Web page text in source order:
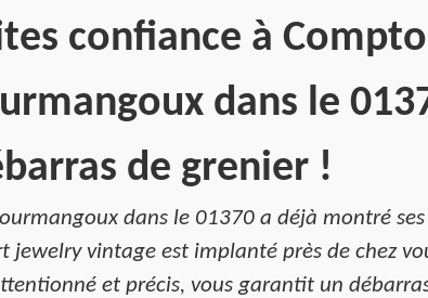
confiance à
dans le
de grenier !
dans le 01370 a déjà montré
vintage est implanté près de chez
et précis, vous garantit un